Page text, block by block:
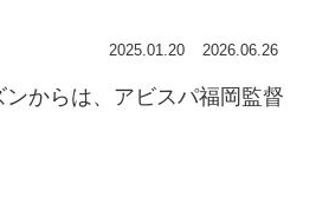
2025.01.20 2026.06.26
からは、アビスパ福岡監督